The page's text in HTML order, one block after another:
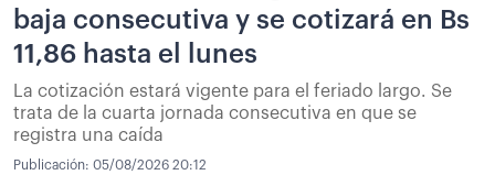
baja consecutiva y se cotizará en Bs
11,86 hasta el lunes
La cotización estará vigente para el feriado largo. Se
trata de la cuarta jornada consecutiva en que se
registra una caída
Publicación: 05/08/2026 20:12